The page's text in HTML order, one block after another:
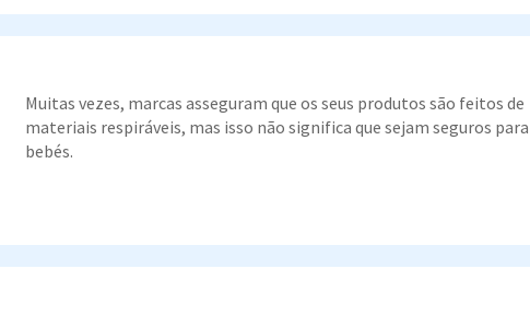
Muitas vezes, marcas asseguram que os seus produtos são feitos de
materiais respiráveis, mas isso não significa que sejam seguros para
bebés.